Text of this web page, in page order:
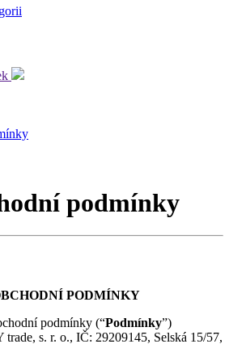
podmínky
PODMÍNKY
podmínky (“Podmínky”)
s. r. o., IČ: 29209145, Selská 15/57,